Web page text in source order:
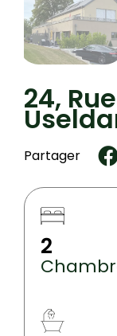
24,
Partager
2